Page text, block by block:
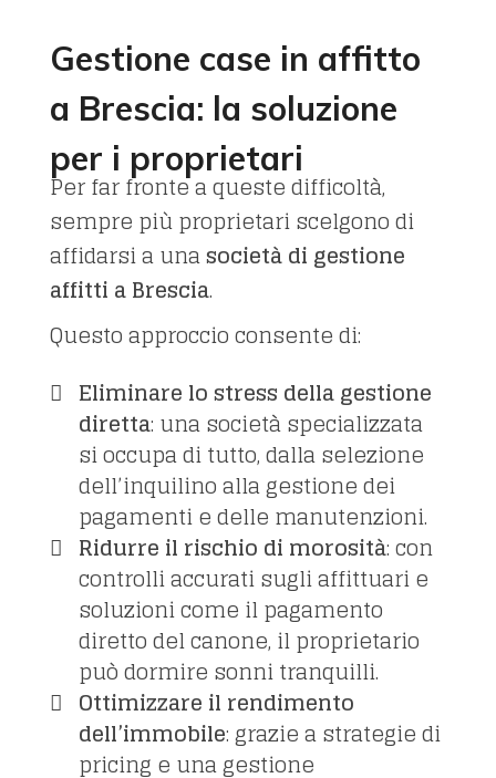
Gestione case in affitto
a Brescia: la soluzione
per i proprietari
Per far fronte a queste difficoltà,
sempre più proprietari scelgono di
affidarsi a unasocietà di gestione
affitti a Brescia.
Questo approccio consente di:
Eliminare lo stress della gestione
diretta: una società specializzata
si occupa di tutto, dalla selezione
dell’inquilino alla gestione dei
pagamenti e delle manutenzioni.
Ridurre il rischio di morosità: con
controlli accurati sugli affittuari e
soluzioni come il pagamento
diretto del canone, il proprietario
può dormire sonni tranquilli.
Ottimizzare il rendimento
dell’immobile: grazie a strategie di
pricing e una gestione